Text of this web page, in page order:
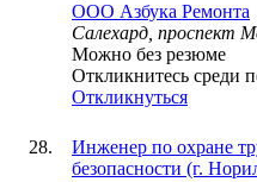
ООО Азбука Ремонта
Салехард, проспект
Можно без резюме
Откликнитесь среди
Откликнуться
Инженер по охране
безопасности (г.